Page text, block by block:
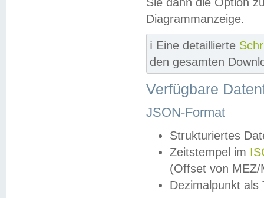
Diagrammanzeige.
ℹ️ Eine detaillierte
den gesamten
Verfügbare
JSON-Format
Strukturiertes
Zeitstempel im
(Offset von MEZ/
Dezimalpunkt als